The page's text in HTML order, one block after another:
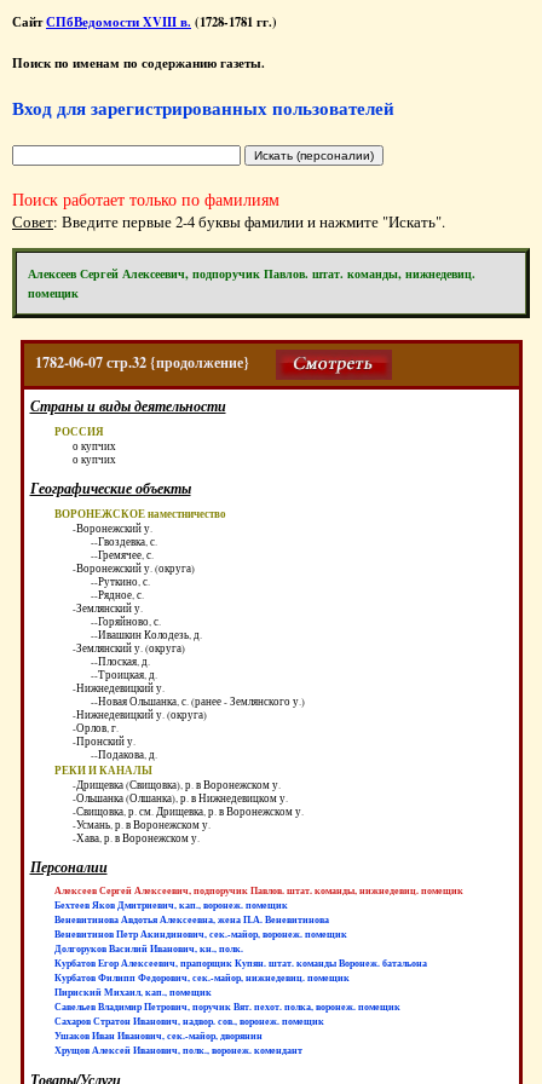
СайтСПбВедомости XVIII в. (1728-1781 гг.)
Поиск по именам по содержанию газеты.
Вход для зарегистрированных пользователей
Поиск работает только по фамилиям
Совет: Введите первые 2-4 буквы фамилии и нажмите "Искать".
Алексеев Сергей Алексеевич, подпоручик Павлов. штат. команды, нижнедевиц.
помещик
1782-06-07 стр.32 {продолжение}
Страны и виды деятельности
РОССИЯ
о купчих
о купчих
Географические объекты
ВОРОНЕЖСКОЕ наместничество
-Воронежский у.
--Гвоздевка, с.
--Гремячее, с.
-Воронежский у. (округа)
--Руткино, с.
--Рядное, с.
-Землянский у.
--Горяйново, с.
--Ивашкин Колодезь, д.
-Землянский у. (округа)
--Плоская, д.
--Троицкая, д.
-Нижнедевицкий у.
--Новая Ольшанка, с. (ранее - Землянского у.)
-Нижнедевицкий у. (округа)
-Орлов, г.
-Пронский у.
--Подакова, д.
РЕКИ И КАНАЛЫ
-Дрищевка (Свищовка), р. в Воронежском у.
-Ольшанка (Олшанка), р. в Нижнедевицком у.
-Свищовка, р. см. Дрищевка, р. в Воронежском у.
-Усмань, р. в Воронежском у.
-Хава, р. в Воронежском у.
Персоналии
Алексеев Сергей Алексеевич, подпоручик Павлов. штат. команды, нижнедевиц. помещик
Бехтеев Яков Дмитриевич, кап., воронеж. помещик
Веневитинова Авдотья Алексеевна, жена П.А. Веневитинова
Веневитинов Петр Акиндинович, сек.-майор, воронеж. помещик
Долгоруков Василий Иванович, кн., полк.
Курбатов Егор Алексеевич, прапорщик Купян. штат. команды Воронеж. батальона
Курбатов Филипп Федорович, сек.-майор, нижнедевиц. помещик
Пириский Михаил, кап., помещик
Савельев Владимир Петрович, поручик Вят. пехот. полка, воронеж. помещик
Сахаров Стратон Иванович, надвор. сов., воронеж. помещик
Ушаков Иван Иванович, сек.-майор, дворянин
Хрущов Алексей Иванович, полк., воронеж. комендант
Товары/Услуги